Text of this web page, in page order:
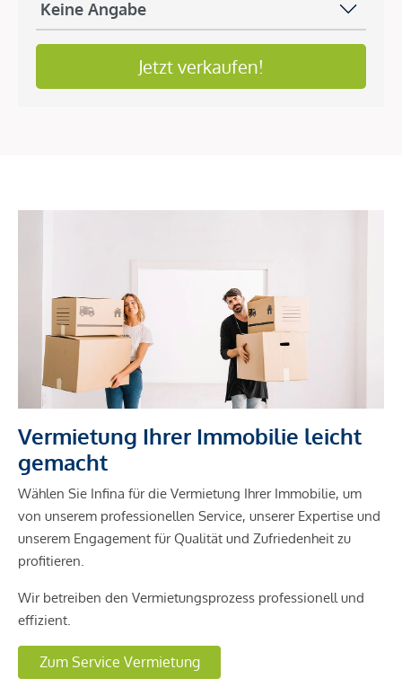
Jetzt verkaufen!
Vermietung Ihrer Immobilie leicht
gemacht
Wählen Sie Infina für die Vermietung Ihrer Immobilie, um
von unserem professionellen Service, unserer Expertise und
unserem Engagement für Qualität und Zufriedenheit zu
profitieren.
Wir betreiben den Vermietungsprozess professionell und
effizient.
Zum Service Vermietung